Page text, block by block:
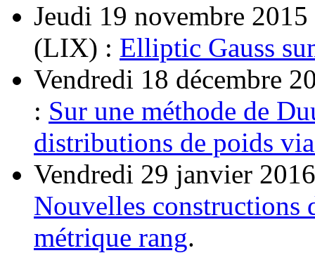
Jeudi 19 novembre
(LIX) : Elliptic Gauss
Vendredi 18 décembre
: Sur une méthode de
distributions de poids
Vendredi 29 janvier
Nouvelles constructions
métrique rang.